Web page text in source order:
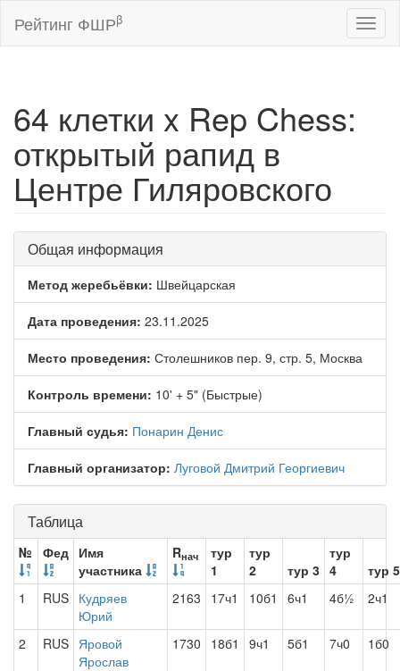
Рейтинг ФШРβ
64 клетки x Rep Chess:
открытый рапид в
Центре Гиляровского
Общая информация
Метод жеребьёвки: Швейцарская
Дата проведения: 23.11.2025
Место проведения: Столешников пер. 9, стр. 5, Москва
Контроль времени: 10' + 5" (Быстрые)
Главный судья: Понарин Денис
Главный организатор: Луговой Дмитрий Георгиевич
Таблица
№ Фед Имя
участника
Rнач
тур
1
тур
2
тур 3
тур
4
тур 5
1
RUS Кудряев
Юрий
2163 17ч1 10б1 6ч1 4б½ 2ч1
2 RUS Яровой
Ярослав
1730 18б1 9ч1 5б1 7ч0 1б0